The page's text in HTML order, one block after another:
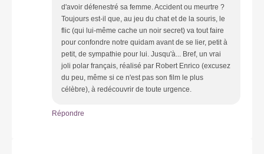
d'avoir défenestré sa femme. Accident ou meurtre ?
Toujours est-il que, au jeu du chat et de la souris, le
flic (qui lui-même cache un noir secret) va tout faire
pour confondre notre quidam avant de se lier, petit à
petit, de sympathie pour lui. Jusqu'à... Bref, un vrai
joli polar français, réalisé par Robert Enrico (excusez
du peu, même si ce n'est pas son film le plus
célèbre), à redécouvrir de toute urgence.
Répondre